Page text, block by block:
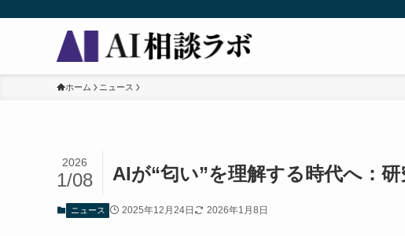
ホーム ニュース
AIが“匂い”を理解する時代へ：
2026
1/08
ニュース 2025年12月24日 2026年1月8日